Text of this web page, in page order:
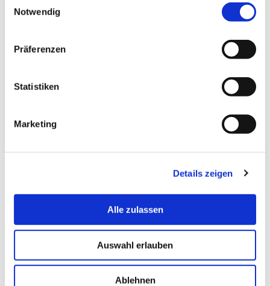
Notwendig
Präferenzen
Statistiken
Marketing
Details zeigen
Alle zulassen
Auswahl erlauben
Ablehnen
Tags: Betrug,Dating,Dating App
Delicious
Passende Artikel